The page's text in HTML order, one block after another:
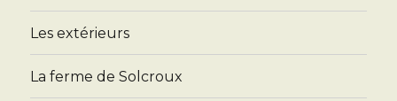
Les extérieurs
La ferme de Solcroux